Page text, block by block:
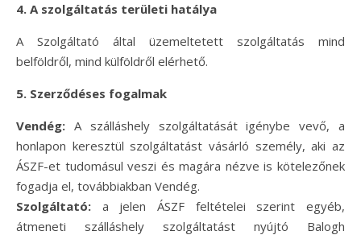
4. A szolgáltatás területi hatálya
A Szolgáltató által üzemeltetett szolgáltatás mind
belföldről, mind külföldről elérhető.
5. Szerződéses fogalmak
Vendég: A szálláshely szolgáltatását igénybe vevő, a
honlapon keresztül szolgáltatást vásárló személy, aki az
ÁSZF-et tudomásul veszi és magára nézve is kötelezőnek
fogadja el, továbbiakban Vendég.
Szolgáltató: a jelen ÁSZF feltételei szerint egyéb,
átmeneti szálláshely szolgáltatást nyújtó Balogh